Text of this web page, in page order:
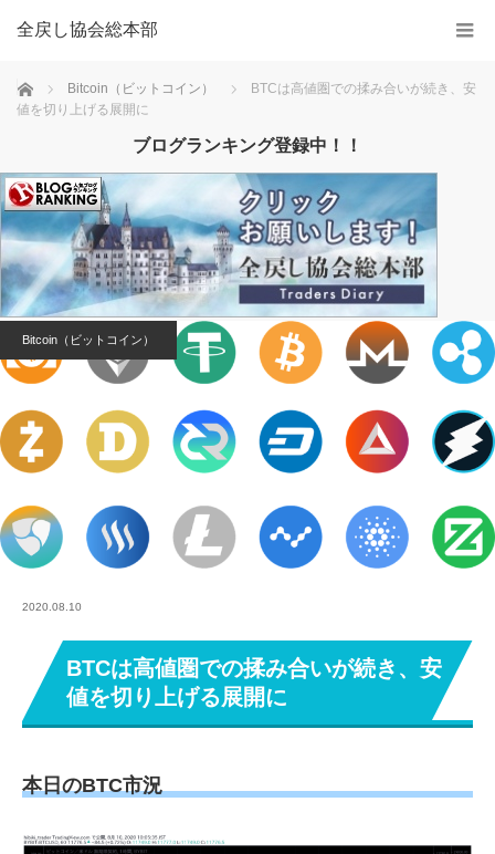
全戻し協会総本部
Home Bitcoin（ビットコイン）
BTCは高値圏での揉み合いが続き、安
値を切り上げる展開に
ブログランキング登録中！！
Bitcoin（ビットコイン）
2020.08.10
BTCは高値圏での揉み合いが続き、安
値を切り上げる展開に
本日のBTC市況